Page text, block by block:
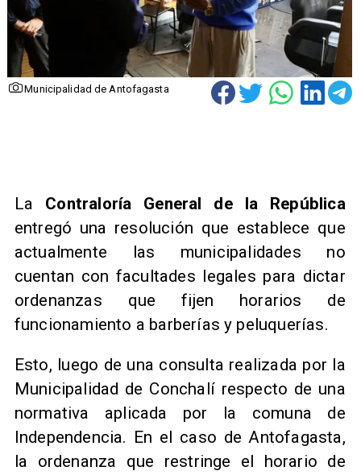
Municipalidad de Antofagasta
​La Contraloría General de la República
entregó una resolución que establece que
actualmente las municipalidades no
cuentan con facultades legales para dictar
ordenanzas que fijen horarios de
funcionamiento a barberías y peluquerías.
Esto, luego de una consulta realizada por la
Municipalidad de Conchalí respecto de una
normativa aplicada por la comuna de
Independencia. En el caso de Antofagasta,
la ordenanza que restringe el horario de